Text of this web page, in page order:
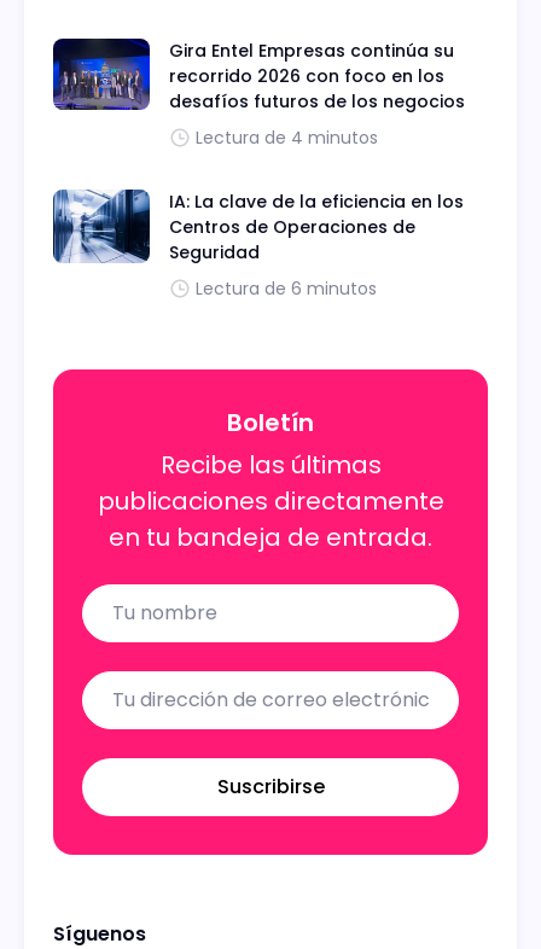
Gira Entel Empresas continúa su
recorrido 2026 con foco en los
desafíos futuros de los negocios
Lectura de 4 minutos
IA: La clave de la eficiencia en los
Centros de Operaciones de
Seguridad
Lectura de 6 minutos
Boletín
Recibe las últimas
publicaciones directamente
en tu bandeja de entrada.
Name
Email
Suscribirse
Síguenos